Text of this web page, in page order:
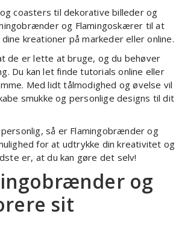
coasters til dekorative billeder og
og Flamingoskærer til at
kreationer på markeder eller online.
de er lette at bruge, og du behøver
Du kan let finde tutorials online eller
Med lidt tålmodighed og øvelse vil
smukke og personlige designs til dit
så er Flamingobrænder og
for at udtrykke din kreativitet og
er, at du kan gøre det selv!
og
sit